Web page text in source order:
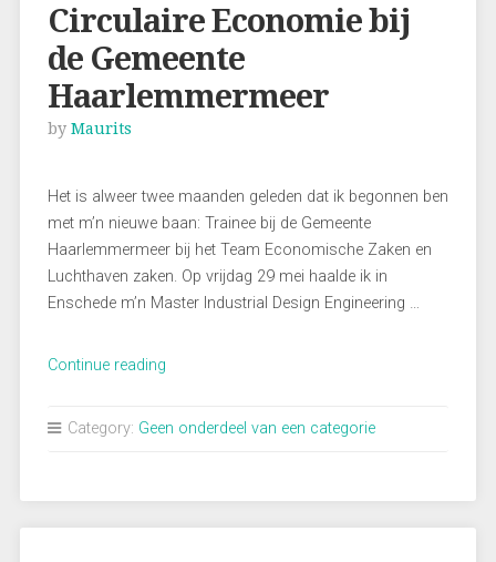
Circulaire Economie bij
de Gemeente
Haarlemmermeer
by Maurits
Het is alweer twee maanden geleden dat ik begonnen ben
met m’n nieuwe baan: Trainee bij de Gemeente
Haarlemmermeer bij het Team Economische Zaken en
Luchthaven zaken. Op vrijdag 29 mei haalde ik in
Enschede m’n Master Industrial Design Engineering …
Continue reading“Een
bij
de
Category: Geen onderdeel van een categorie